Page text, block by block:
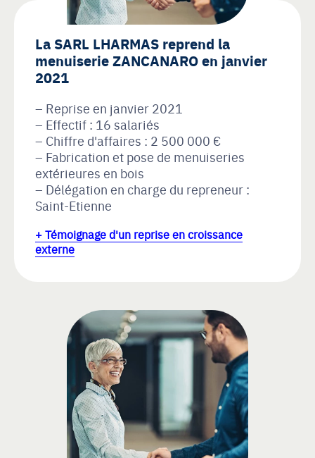
La SARL LHARMAS reprend la
menuiserie ZANCANARO en janvier
2021
Reprise en janvier 2021
Effectif : 16 salariés
Chiffre d'affaires : 2 500 000 €
Fabrication et pose de menuiseries
extérieures en bois
Délégation en charge du repreneur :
Saint-Etienne
+ Témoignage d'un reprise en croissance
externe